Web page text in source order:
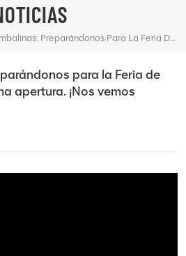
Tras Bambalinas: Preparándonos Para La Feria De Cantón 2024 | Próxima Apertura. ¡Nos Vemos Mañana!
para la Feria de
apertura. ¡Nos vemos